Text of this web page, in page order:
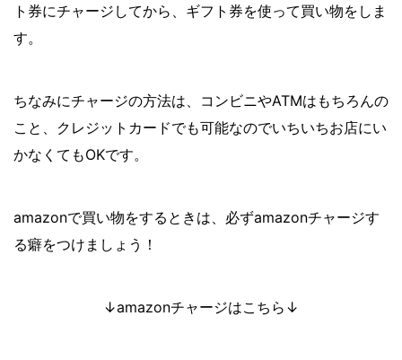
ト券にチャージしてから、ギフト券を使って買い物をしま
す。
ちなみにチャージの方法は、コンビニやATMはもちろんの
こと、クレジットカードでも可能なのでいちいちお店にい
かなくてもOKです。
amazonで買い物をするときは、必ずamazonチャージす
る癖をつけましょう！
↓amazonチャージはこちら↓